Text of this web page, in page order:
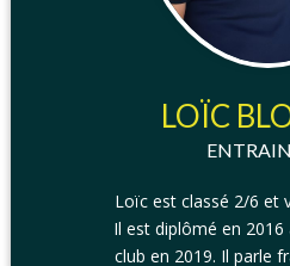
LOÏC
Loïc est classé 2/6 et
Il est diplômé en 2016
club en 2019. Il parle